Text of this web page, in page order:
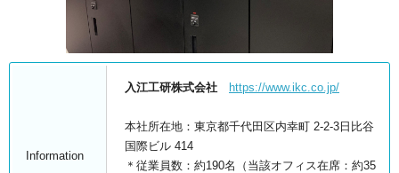
Information
入江工研株式会社 https://www.ikc.co.jp/
本社所在地：東京都千代田区内幸町 2-2-3日比谷
国際ビル 414
＊従業員数：約190名（当該オフィス在席：約35